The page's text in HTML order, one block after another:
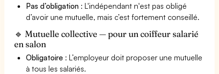
Pas d’obligation : L'indépendant n'est pas obligé
d’avoir une mutuelle, mais c’est fortement conseillé.
🔹 Mutuelle collective — pour un coiffeur salarié
en salon
Obligatoire : L’employeur doit proposer une mutuelle
à tous les salariés.